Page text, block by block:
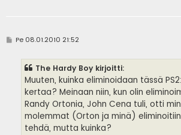
VPe 08.01.2010 21:52
The Hardy Boy kirjoitti:
Muuten, kuinka eliminoidaan tässä
kertaa? Meinaan niin, kun olin
Randy Ortonia, John Cena tuli, otti
molemmat (Orton ja minä)
tehdä, mutta kuinka?